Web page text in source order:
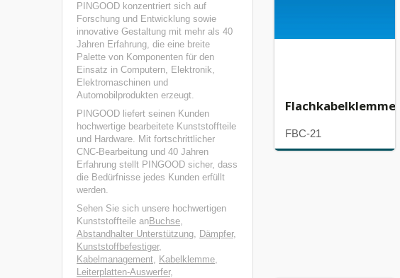
PINGOOD konzentriert sich auf
Forschung und Entwicklung sowie
innovative Gestaltung mit mehr als 40
Jahren Erfahrung, die eine breite
Palette von Komponenten für den
Einsatz in Computern, Elektronik,
Elektromaschinen und
Automobilprodukten erzeugt.
PINGOOD liefert seinen Kunden
hochwertige bearbeitete Kunststoffteile
und Hardware. Mit fortschrittlicher
CNC-Bearbeitung und 40 Jahren
Erfahrung stellt PINGOOD sicher, dass
die Bedürfnisse jedes Kunden erfüllt
werden.
Sehen Sie sich unsere hochwertigen
Kunststoffteile anBuchse,
Abstandhalter Unterstützung, Dämpfer,
Kunststoffbefestiger,
Kabelmanagement, Kabelklemme,
Leiterplatten-Auswerfer,
Flachkabelklemme
FBC-21